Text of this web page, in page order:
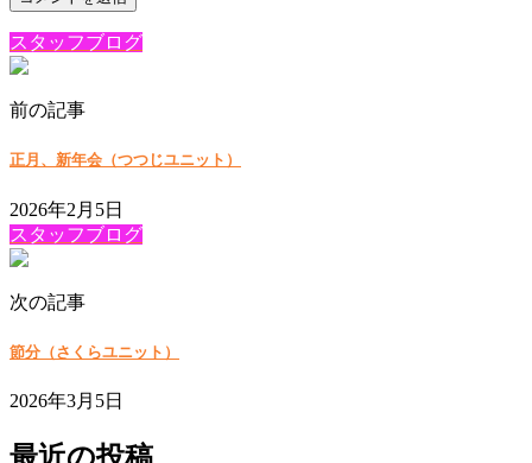
スタッフブログ
前の記事
正月、新年会（つつじユニット）
2026年2月5日
スタッフブログ
次の記事
節分（さくらユニット）
2026年3月5日